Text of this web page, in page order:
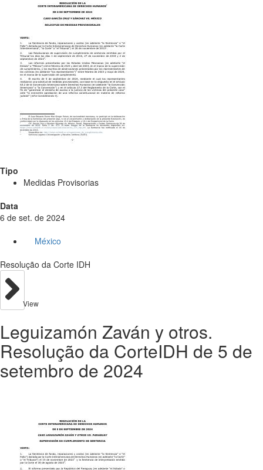
Tipo
Medidas Provisorias
Data
6 de set. de 2024
México
Resolução da Corte IDH
View
Leguizamón Zaván y otros.
Resolução da CorteIDH de 5 de
setembro de 2024